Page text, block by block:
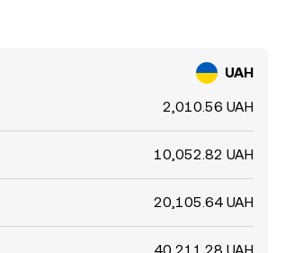
UAH
2,010.56 UAH
10,052.82 UAH
20,105.64 UAH